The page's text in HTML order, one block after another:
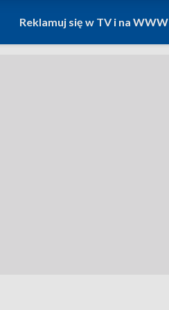
Reklamuj się w TV i na WWW